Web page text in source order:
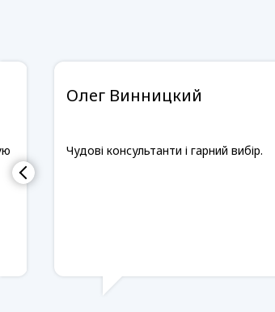
Олег Винницкий
Чудові консультанти і гарний вибір.